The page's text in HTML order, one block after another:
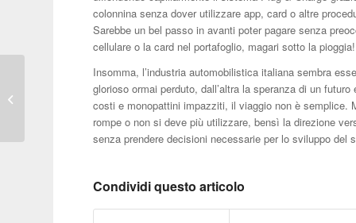
colonnina senza dover utilizzare app, card o altre
Sarebbe un bel passo in avanti poter pagare senza
cellulare o la card nel portafoglio, magari sotto la pioggia!
Insomma, l’industria automobilistica italiana sembra
glorioso ormai perduto, dall’altra la speranza di un
costi e monopattini impazziti, il viaggio non è semplice.
rompe o non si deve più utilizzare, bensì la direzione
senza prendere decisioni necessarie per lo sviluppo
Condividi questo articolo
Campiglio l’edizione
2024 della Winter